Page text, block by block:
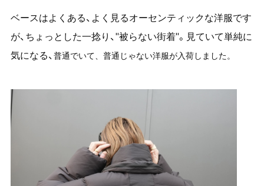
ベースはよくある、よく見るオーセンティックな洋服です
が、ちょっとした一捻り、"被らない街着"。見ていて単純に
気になる、 普通でいて、普通じゃない洋服が入荷しました。